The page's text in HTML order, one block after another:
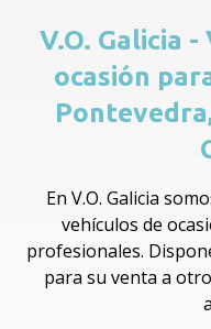
V.O. Galicia
ocasión
En V.O. Galicia
vehículos de
profesionales.
para su venta a